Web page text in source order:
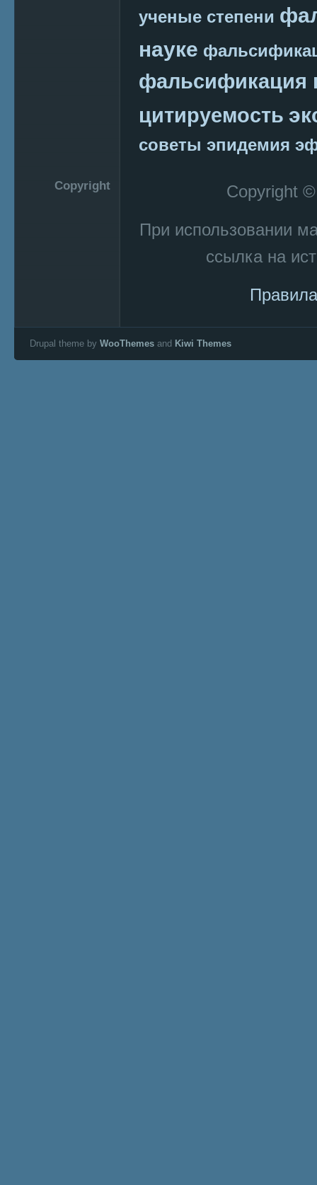
ученые степени
науке
фальсификация
цитируемость
советы эпидемия
Copyright
Copyright
При использовании
ссылка на
Drupal theme by WooThemes and Kiwi Themes